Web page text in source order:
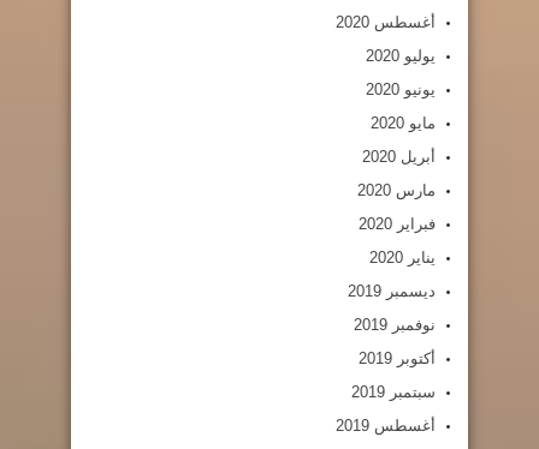
أغسطس 2020
يوليو 2020
يونيو 2020
مايو 2020
أبريل 2020
مارس 2020
فبراير 2020
يناير 2020
ديسمبر 2019
نوفمبر 2019
أكتوبر 2019
سبتمبر 2019
أغسطس 2019